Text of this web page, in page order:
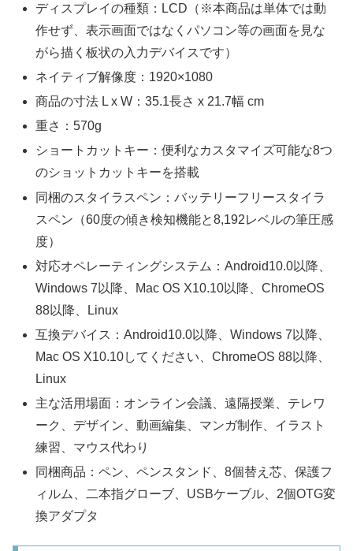
ディスプレイの種類：LCD（※本商品は単体では動
作せず、表示画面ではなくパソコン等の画面を見な
がら描く板状の入力デバイスです）
ネイティブ解像度：1920×1080
商品の寸法 L x W：35.1長さ x 21.7幅 cm
重さ：570g
ショートカットキー：便利なカスタマイズ可能な8つ
のショットカットキーを搭載
同梱のスタイラスペン：バッテリーフリースタイラ
スペン（60度の傾き検知機能と8,192レベルの筆圧感
度）
対応オペレーティングシステム：Android10.0以降、
Windows 7以降、Mac OS X10.10以降、ChromeOS
88以降、Linux
互換デバイス：Android10.0以降、Windows 7以降、
Mac OS X10.10してください、ChromeOS 88以降、
Linux
主な活用場面：オンライン会議、遠隔授業、テレワ
ーク、デザイン、動画編集、マンガ制作、イラスト
練習、マウス代わり
同梱商品：ペン、ペンスタンド、8個替え芯、保護フ
ィルム、二本指グローブ、USBケーブル、2個OTG変
換アダプタ